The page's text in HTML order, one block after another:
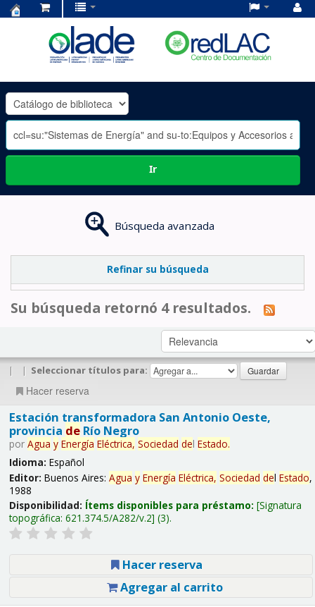
OLADE
-
Ir
Búsqueda avanzada
Refinar su búsqueda
Su búsqueda retornó 4 resultados.
| | Seleccionar títulos para:
Hacer reserva
Estación transformadora San Antonio Oeste,
provincia deRío Negro
por Agua y Energía Eléctrica, Sociedad del Estado.
Idioma: Español
Editor: Buenos Aires: Agua y Energía Eléctrica, Sociedad del Estado,
1988
Disponibilidad: Ítems disponibles para préstamo: Signatura
topográfica: 621.374.5/A282/v.2 (3).
Hacer reserva
Agregar al carrito